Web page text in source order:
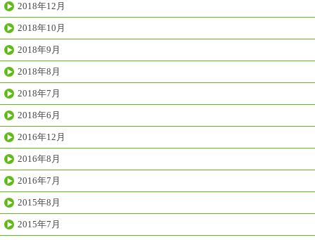
2018年12月
2018年10月
2018年9月
2018年8月
2018年7月
2018年6月
2016年12月
2016年8月
2016年7月
2015年8月
2015年7月